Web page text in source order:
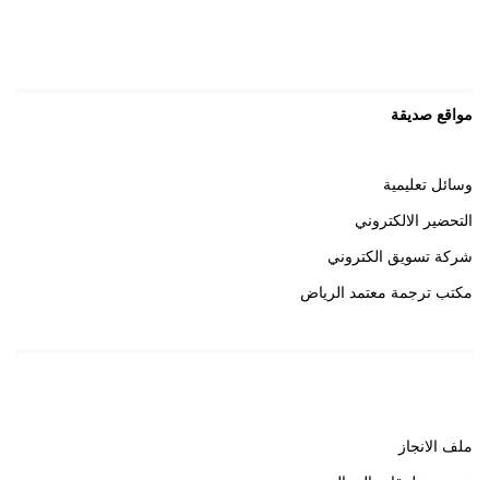
مواقع صديقة
وسائل تعليمية
التحضير الالكتروني
شركة تسويق الكتروني
مكتب ترجمة معتمد الرياض
ملف الانجاز